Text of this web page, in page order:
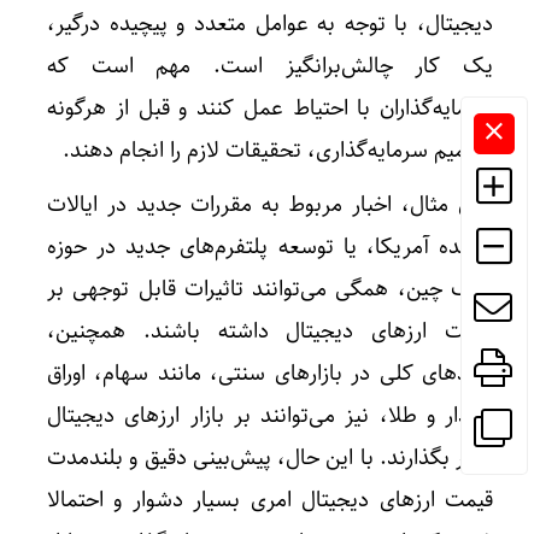
دیجیتال، با توجه به عوامل متعدد و پیچیده درگیر،
یک کار چالش‌برانگیز است. مهم است که
سرمایه‌گذاران با احتیاط عمل کنند و قبل از هرگونه
تصمیم سرمایه‌گذاری، تحقیقات لازم را انجام دهند.
برای مثال، اخبار مربوط به مقررات جدید در ایالات
متحده آمریکا، یا توسعه پلتفرم‌های جدید در حوزه
بلاک چین، همگی می‌توانند تاثیرات قابل توجهی بر
قیمت ارزهای دیجیتال داشته باشند. همچنین،
روندهای کلی در بازارهای سنتی، مانند سهام، اوراق
بهادار و طلا، نیز می‌توانند بر بازار ارزهای دیجیتال
تاثیر بگذارند. با این حال، پیش‌بینی دقیق و بلندمدت
قیمت ارزهای دیجیتال امری بسیار دشوار و احتمالا